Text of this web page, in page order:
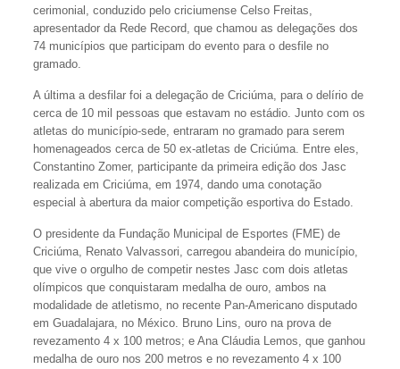
cerimonial, conduzido pelo criciumense Celso Freitas,
apresentador da Rede Record, que chamou as delegações dos
74 municípios que participam do evento para o desfile no
gramado.
A última a desfilar foi a delegação de Criciúma, para o delírio de
cerca de 10 mil pessoas que estavam no estádio. Junto com os
atletas do município-sede, entraram no gramado para serem
homenageados cerca de 50 ex-atletas de Criciúma. Entre eles,
Constantino Zomer, participante da primeira edição dos Jasc
realizada em Criciúma, em 1974, dando uma conotação
especial à abertura da maior competição esportiva do Estado.
O presidente da Fundação Municipal de Esportes (FME) de
Criciúma, Renato Valvassori, carregou abandeira do município,
que vive o orgulho de competir nestes Jasc com dois atletas
olímpicos que conquistaram medalha de ouro, ambos na
modalidade de atletismo, no recente Pan-Americano disputado
em Guadalajara, no México. Bruno Lins, ouro na prova de
revezamento 4 x 100 metros; e Ana Cláudia Lemos, que ganhou
medalha de ouro nos 200 metros e no revezamento 4 x 100